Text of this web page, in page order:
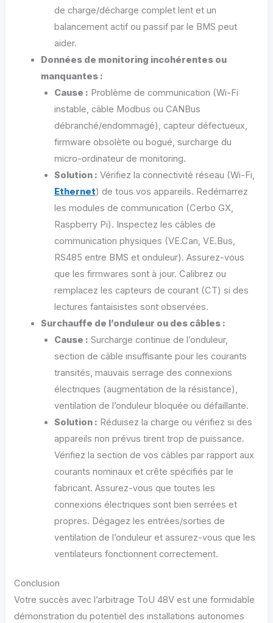
de charge/décharge complet lent et un
balancement actif ou passif par le BMS peut
aider.
Données de monitoring incohérentes ou
manquantes :
Cause : Problème de communication (Wi-Fi
instable, câble Modbus ou CANBus
débranché/endommagé), capteur défectueux,
firmware obsolète ou bogué, surcharge du
micro-ordinateur de monitoring.
Solution : Vérifiez la connectivité réseau (Wi-Fi,
Ethernet) de tous vos appareils. Redémarrez
les modules de communication (Cerbo GX,
Raspberry Pi). Inspectez les câbles de
communication physiques (VE.Can, VE.Bus,
RS485 entre BMS et onduleur). Assurez-vous
que les firmwares sont à jour. Calibrez ou
remplacez les capteurs de courant (CT) si des
lectures fantaisistes sont observées.
Surchauffe de l’onduleur ou des câbles :
Cause : Surcharge continue de l’onduleur,
section de câble insuffisante pour les courants
transités, mauvais serrage des connexions
électriques (augmentation de la résistance),
ventilation de l’onduleur bloquée ou défaillante.
Solution : Réduisez la charge ou vérifiez si des
appareils non prévus tirent trop de puissance.
Vérifiez la section de vos câbles par rapport aux
courants nominaux et crête spécifiés par le
fabricant. Assurez-vous que toutes les
connexions électriques sont bien serrées et
propres. Dégagez les entrées/sorties de
ventilation de l’onduleur et assurez-vous que les
ventilateurs fonctionnent correctement.
Conclusion
Votre succès avec l’arbitrage ToU 48V est une formidable
démonstration du potentiel des installations autonomes